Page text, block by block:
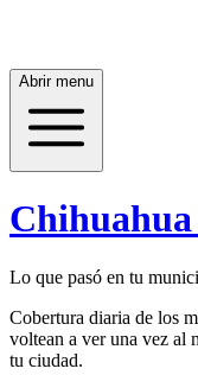
Abrir menu
Lo que pasó en tu
Cobertura diaria de los
voltean a ver una vez al
tu ciudad.